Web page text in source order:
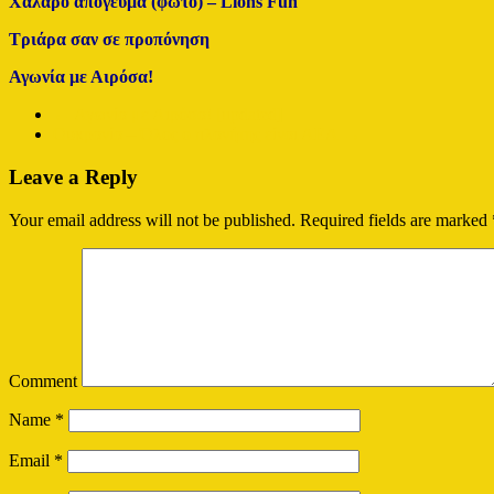
Tριάρα σαν σε προπόνηση
Αγωνία με Αιρόσα!
Leave a Reply
Your email address will not be published. Required fields are marked
Comment
Name *
Email *